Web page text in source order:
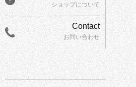
ショップについて
Contact
お問い合わせ